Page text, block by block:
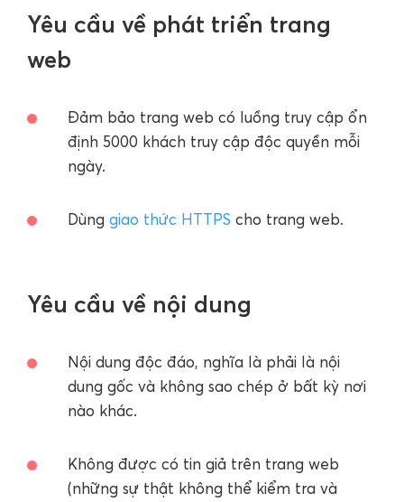
Yêu cầu về phát triển trang
web
Đảm bảo trang web có luồng truy cập ổn
định 5000 khách truy cập độc quyền mỗi
ngày.
Dùng giao thức HTTPS cho trang web.
Yêu cầu về nội dung
Nội dung độc đáo, nghĩa là phải là nội
dung gốc và không sao chép ở bất kỳ nơi
nào khác.
Không được có tin giả trên trang web
(những sự thật không thể kiểm tra và